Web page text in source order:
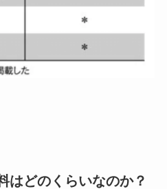
はどのくらいなのか？